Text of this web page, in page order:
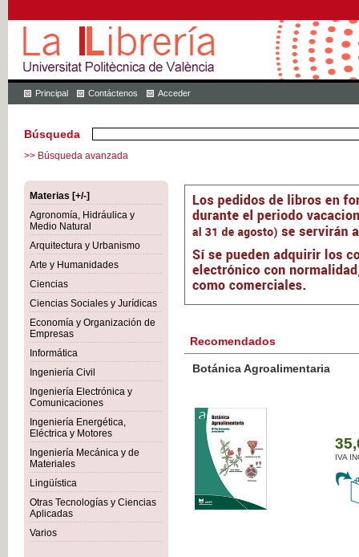
Principal Contáctenos Acceder
Búsqueda
>> Búsqueda avanzada
Materias [+/-]
Agronomía, Hidráulica y
Medio Natural
Arquitectura y Urbanismo
Arte y Humanidades
Ciencias
Ciencias Sociales y Jurídicas
Economía y Organización de
Empresas
Informática
Ingeniería Civil
Ingeniería Electrónica y
Comunicaciones
Ingeniería Energética,
Eléctrica y Motores
Ingeniería Mecánica y de
Materiales
Lingüística
Otras Tecnologías y Ciencias
Aplicadas
Varios
Recomendados
Botánica Agroalimentaria
IVA